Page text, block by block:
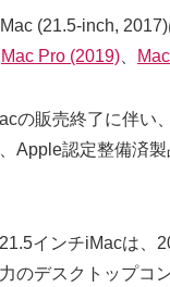
(21.5-inch,
Mac Pro (2019)
の販売終了に伴い
Apple認定整備済
インチiMacは、
のデスクトップコ